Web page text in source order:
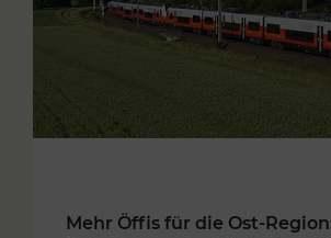
Mehr Öffis für die Ost-